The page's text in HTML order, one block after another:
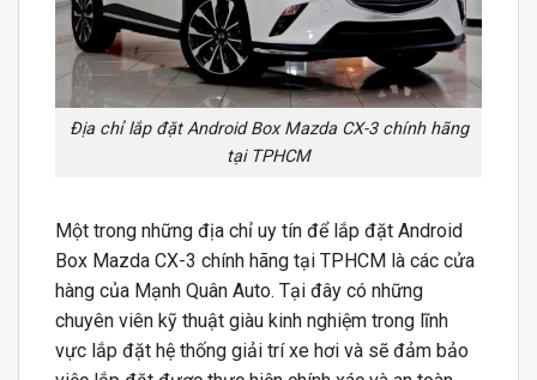
Địa chỉ lắp đặt Android Box Mazda CX-3 chính hãng
tại TPHCM
Một trong những địa chỉ uy tín để lắp đặt Android
Box Mazda CX-3 chính hãng tại TPHCM là các cửa
hàng của Mạnh Quân Auto. Tại đây có những
chuyên viên kỹ thuật giàu kinh nghiệm trong lĩnh
vực lắp đặt hệ thống giải trí xe hơi và sẽ đảm bảo